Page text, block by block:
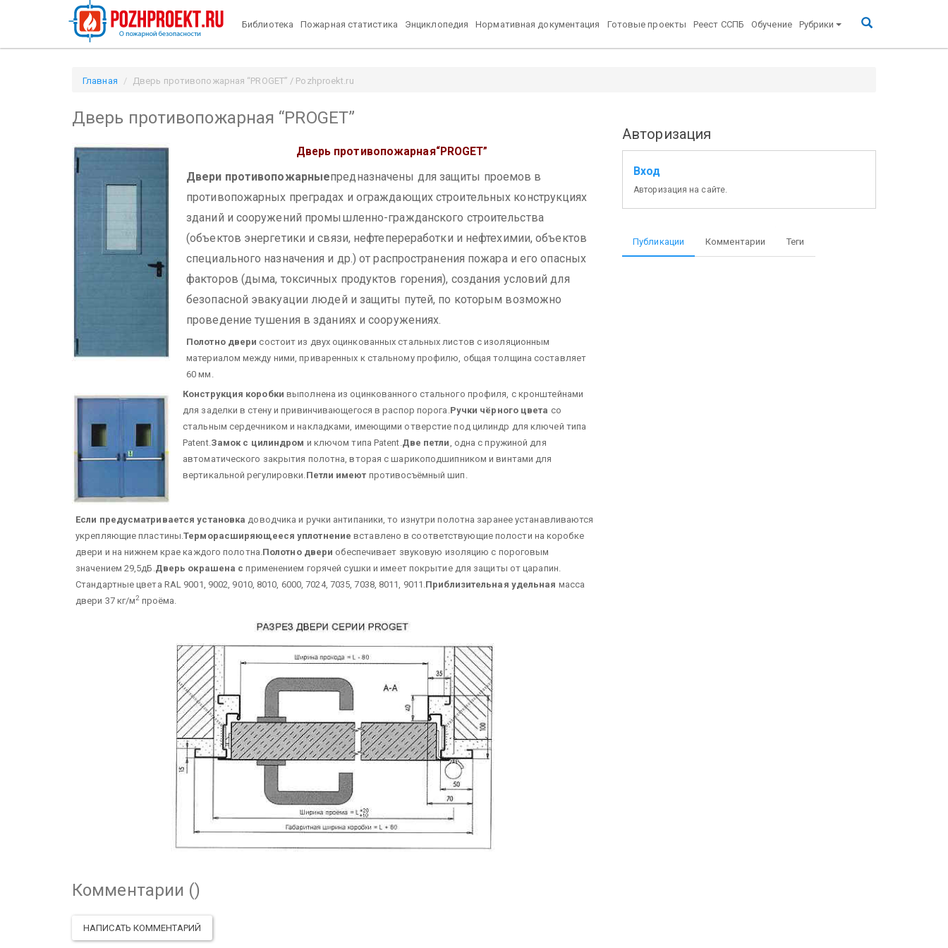
Библиотека Пожарная статистика Энциклопедия Нормативная документация Готовые проекты Реест ССПБ Обучение Рубрики
Главная Дверь противопожарная “PROGET” / Pozhproekt.ru
Дверь противопожарная “PROGET”
Дверь противопожарная“PROGET”
Двери противопожарныепредназначены для защиты проемов в
противопожарных преградах и ограждающих строительных конструкциях
зданий и сооружений промышленно-гражданского строительства
(объектов энергетики и связи, нефтепереработки и нефтехимии, объектов
специального назначения и др.) от распространения пожара и его опасных
факторов (дыма, токсичных продуктов горения), создания условий для
безопасной эвакуации людей и защиты путей, по которым возможно
проведение тушения в зданиях и сооружениях.
Полотно двери состоит из двух оцинкованных стальных листов с изоляционным
материалом между ними, приваренных к стальному профилю, общая толщина составляет
60 мм.
Конструкция коробки выполнена из оцинкованного стального профиля, с кронштейнами
для заделки в стену и привинчивающегося в распор порога. Ручки чёрного цвета со
стальным сердечником и накладками, имеющими отверстие под цилиндр для ключей типа
Patent. Замок с цилиндром и ключом типа Patent. Две петли , одна с пружиной для
автоматического закрытия полотна, вторая с шарикоподшипником и винтами для
вертикальной регулировки. Петли имеют противосъёмный шип.
Если предусматривается установка доводчика и ручки антипаники, то изнутри полотна заранее устанавливаются
укрепляющие пластины.Терморасширяющееся уплотнение вставлено в соответствующие полости на коробке
двери и на нижнем крае каждого полотна. Полотно двери обеспечивает звуковую изоляцию с пороговым
значением 29,5дБ. Дверь окрашена с применением горячей сушки и имеет покрытие для защиты от царапин.
Стандартные цвета RAL 9001, 9002, 9010, 8010, 6000, 7024, 7035, 7038, 8011, 9011. Приблизительная удельная масса
двери 37 кг/м2проёма.
Комментарии ()
НАПИСАТЬ КОММЕНТАРИЙ
Авторизация
Вход
Авторизация на сайте.
Публикации Комментарии Теги